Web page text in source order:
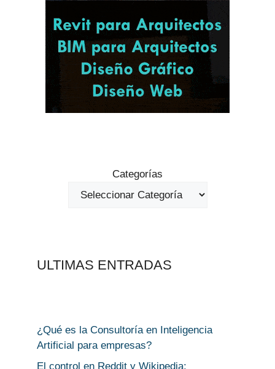
Categorías
ULTIMAS ENTRADAS
¿Qué es la Consultoría en Inteligencia
Artificial para empresas?
El control en Reddit y Wikipedia: